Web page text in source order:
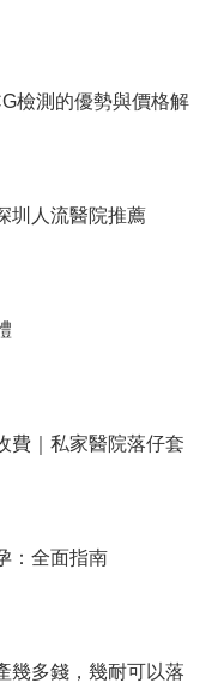
檢測的優勢與價格解
圳人流醫院推薦
費｜私家醫院落仔套
：全面指南
幾多錢，幾耐可以落